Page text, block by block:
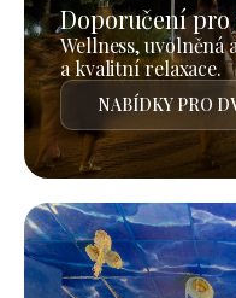
Doporučení pro
Wellness, uvolněná
a kvalitní relaxace.
NABÍDKY PRO